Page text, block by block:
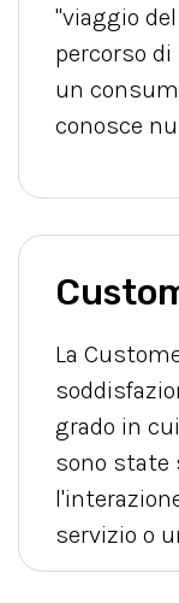
"viaggio
percorso
un
conosce
La
grado in
sono state
servizio o